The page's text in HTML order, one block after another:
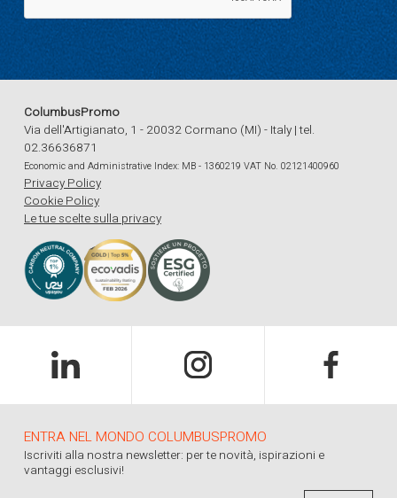
ColumbusPromo
Via dell'Artigianato, 1 - 20032 Cormano (MI) - Italy | tel.
02.36636871
Economic and Administrative Index: MB - 1360219 VAT No. 02121400960
Privacy Policy
Cookie Policy
Le tue scelte sulla privacy
ENTRA NEL MONDO COLUMBUSPROMO
Iscriviti alla nostra newsletter: per te novità, ispirazioni e
vantaggi esclusivi!